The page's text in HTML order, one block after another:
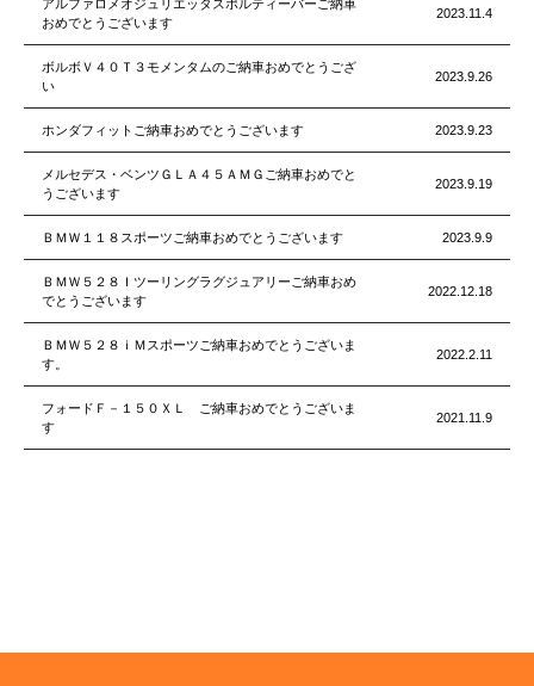
アルファロメオジュリエッタスポルティーバーご納車
おめでとうございます
2023.11.4
ボルボＶ４０Ｔ３モメンタムのご納車おめでとうござ
い
2023.9.26
ホンダフィットご納車おめでとうございます 2023.9.23
メルセデス・ベンツＧＬＡ４５ＡＭＧご納車おめでと
うございます
2023.9.19
ＢＭＷ１１８スポーツご納車おめでとうございます 2023.9.9
ＢＭＷ５２８Ｉツーリングラグジュアリーご納車おめ
でとうございます
2022.12.18
ＢＭＷ５２８ｉＭスポーツご納車おめでとうございま
す。
2022.2.11
フォードＦ－１５０ＸＬ ご納車おめでとうございま
す
2021.11.9